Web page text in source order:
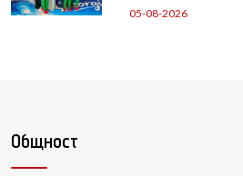
05-08-2026
Общност